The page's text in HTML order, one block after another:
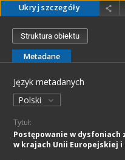
Ukryj szczegóły
Struktura obiektu
Metadane
Język metadanych
Polski
Tytuł:
Postępowanie w dysfoniach
w krajach Unii Europejskiej i